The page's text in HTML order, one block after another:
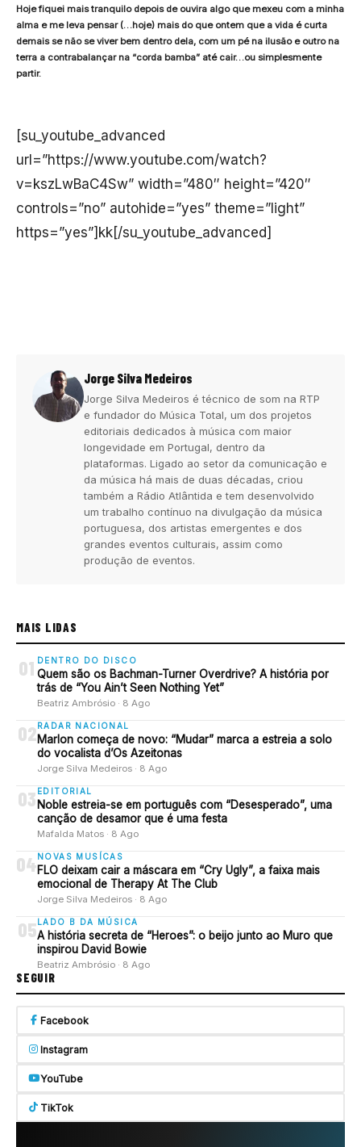
Hoje fiquei mais tranquilo depois de ouvira algo que mexeu com a minha
alma e me leva pensar (…hoje) mais do que ontem que a vida é curta
demais se não se viver bem dentro dela, com um pé na ilusão e outro na
terra a contrabalançar na “corda bamba” até cair…ou simplesmente
partir.
[su_youtube_advanced
url=”https://www.youtube.com/watch?
v=kszLwBaC4Sw” width=”480″ height=”420″
controls=”no” autohide=”yes” theme=”light”
https=”yes”]kk[/su_youtube_advanced]
Jorge Silva Medeiros
Jorge Silva Medeiros é técnico de som na RTP
e fundador do Música Total, um dos projetos
editoriais dedicados à música com maior
longevidade em Portugal, dentro da
plataformas. Ligado ao setor da comunicação e
da música há mais de duas décadas, criou
também a Rádio Atlântida e tem desenvolvido
um trabalho contínuo na divulgação da música
portuguesa, dos artistas emergentes e dos
grandes eventos culturais, assim como
produção de eventos.
MAIS LIDAS
01 DENTRO DO DISCO
Quem são os Bachman-Turner Overdrive? A história por
trás de “You Ain’t Seen Nothing Yet”
Beatriz Ambrósio · 8 Ago
02 RADAR NACIONAL
Marlon começa de novo: “Mudar” marca a estreia a solo
do vocalista d’Os Azeitonas
Jorge Silva Medeiros · 8 Ago
03 EDITORIAL
Noble estreia-se em português com “Desesperado”, uma
canção de desamor que é uma festa
Mafalda Matos · 8 Ago
04NOVAS MUSÍCAS
FLO deixam cair a máscara em “Cry Ugly”, a faixa mais
emocional de Therapy At The Club
Jorge Silva Medeiros · 8 Ago
05 LADO B DA MÚSICA
A história secreta de “Heroes”: o beijo junto ao Muro que
inspirou David Bowie
Beatriz Ambrósio · 8 Ago
SEGUIR
Facebook
Instagram
YouTube
TikTok